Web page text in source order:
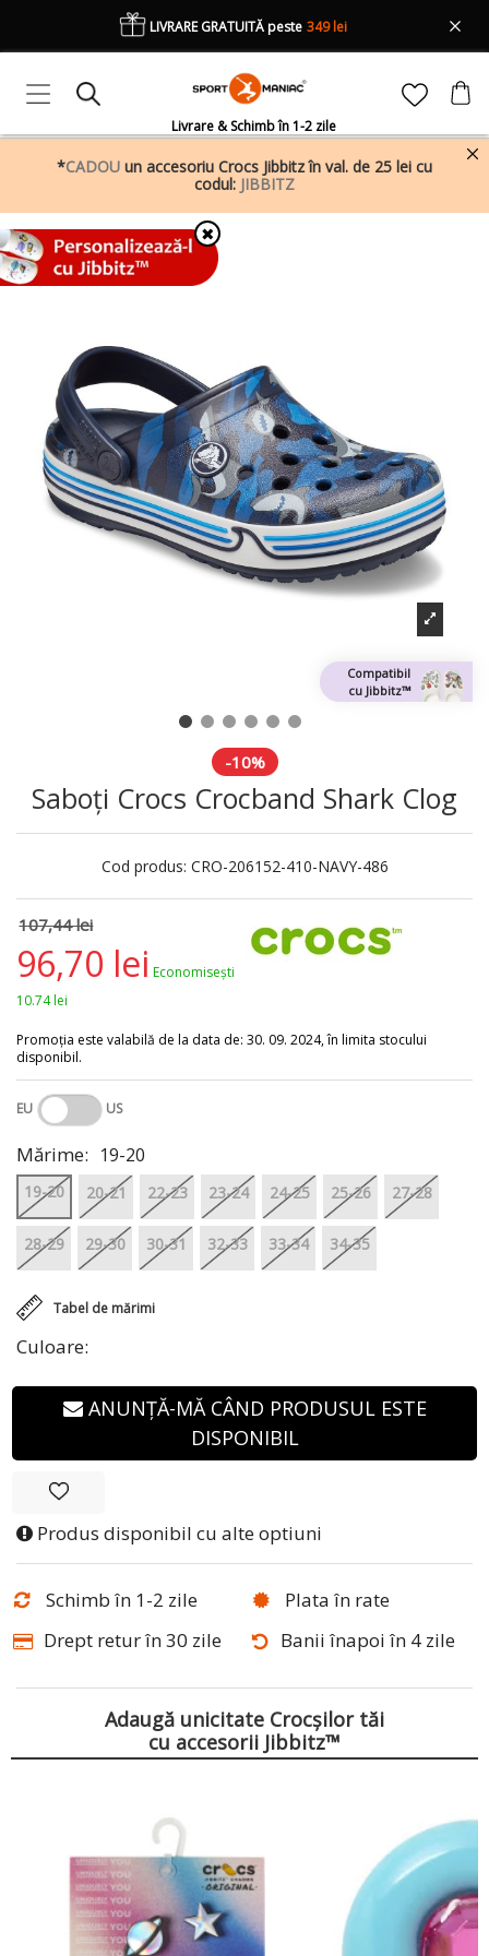
Livrare & Schimb în 1-2 zile
LIVRARE GRATUITĂ peste 349 lei
*CADOU un accesoriu Crocs Jibbitz în val. de 25 lei cu
codul: JIBBITZ
✖
Compatibil
cu Jibbitz™
-10%
Saboți Crocs Crocband Shark Clog
Cod produs: CRO-206152-410-NAVY-486
96,70 lei
107,44 lei
Economisești
10.74 lei
Promoția este valabilă de la data de: 30. 09. 2024, în limita stocului
disponibil.
EU US
Culoare:
Tabel de mărimi
Mărime: 19-20
19-20 20-21 22-23 23-24 24-25 25-26 27-28
28-29 29-30 30-31 32-33 33-34 34-35
ANUNȚĂ-MĂ CÂND PRODUSUL ESTE
DISPONIBIL
Produs disponibil cu alte optiuni
Schimb în 1-2 zile
Plata în rate
Drept retur în 30 zile
Banii înapoi în 4 zile
Adaugă unicitate Crocșilor tăi
cu accesorii Jibbitz™